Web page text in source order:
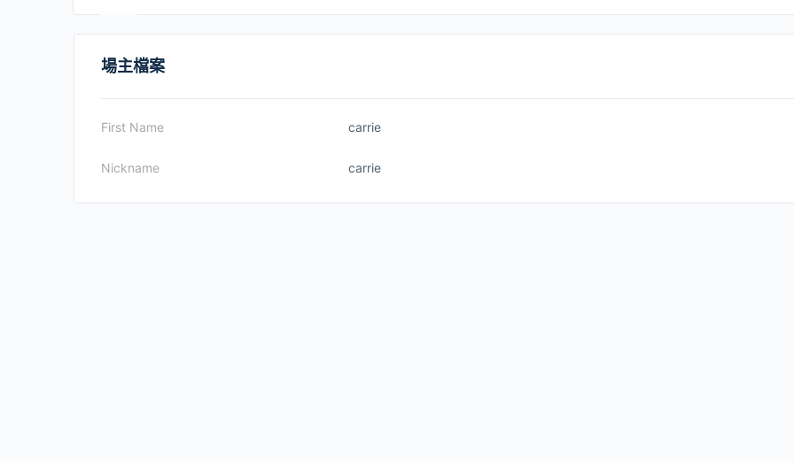
場主檔案
First Name carrie
Nickname carrie